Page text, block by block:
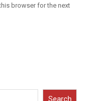
browser for the next
Search